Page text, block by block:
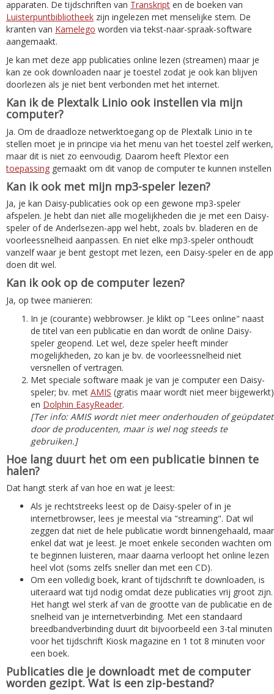
apparaten. De tijdschriften van Transkript en de boeken van
Luisterpuntbibliotheek zijn ingelezen met menselijke stem. De
kranten van Kamelego worden via tekst-naar-spraak-software
aangemaakt.
Je kan met deze app publicaties online lezen (streamen) maar je
kan ze ook downloaden naar je toestel zodat je ook kan blijven
doorlezen als je niet bent verbonden met het internet.
Kan ik de Plextalk Linio ook instellen via mijn
computer?
Ja. Om de draadloze netwerktoegang op de Plextalk Linio in te
stellen moet je in principe via het menu van het toestel zelf werken,
maar dit is niet zo eenvoudig. Daarom heeft Plextor een
toepassing gemaakt om dit vanop de computer te kunnen instellen
Kan ik ook met mijn mp3-speler lezen?
Ja, je kan Daisy-publicaties ook op een gewone mp3-speler
afspelen. Je hebt dan niet alle mogelijkheden die je met een Daisy-
speler of de Anderlsezen-app wel hebt, zoals bv. bladeren en de
voorleessnelheid aanpassen. En niet elke mp3-speler onthoudt
vanzelf waar je bent gestopt met lezen, een Daisy-speler en de app
doen dit wel.
Kan ik ook op de computer lezen?
Ja, op twee manieren:
In je (courante) webbrowser. Je klikt op "Lees online" naast
de titel van een publicatie en dan wordt de online Daisy-
speler geopend. Let wel, deze speler heeft minder
mogelijkheden, zo kan je bv. de voorleessnelheid niet
versnellen of vertragen.
Met speciale software maak je van je computer een Daisy-
speler; bv. met AMIS (gratis maar wordt niet meer bijgewerkt)
en Dolphin EasyReader.
[Ter info: AMIS wordt niet meer onderhouden of geüpdatet
door de producenten, maar is wel nog steeds te
gebruiken.]
Hoe lang duurt het om een publicatie binnen te
halen?
Dat hangt sterk af van hoe en wat je leest:
Als je rechtstreeks leest op de Daisy-speler of in je
internetbrowser, lees je meestal via "streaming". Dat wil
zeggen dat niet de hele publicatie wordt binnengehaald, maar
enkel dat wat je leest. Je moet enkele seconden wachten om
te beginnen luisteren, maar daarna verloopt het online lezen
heel vlot (soms zelfs sneller dan met een CD).
Om een volledig boek, krant of tijdschrift te downloaden, is
uiteraard wat tijd nodig omdat deze publicaties vrij groot zijn.
Het hangt wel sterk af van de grootte van de publicatie en de
snelheid van je internetverbinding. Met een standaard
breedbandverbinding duurt dit bijvoorbeeld een 3-tal minuten
voor het tijdschrift Kiosk magazine en 1 tot 8 minuten voor
een boek.
Publicaties die je downloadt met de computer
worden gezipt. Wat is een zip-bestand?